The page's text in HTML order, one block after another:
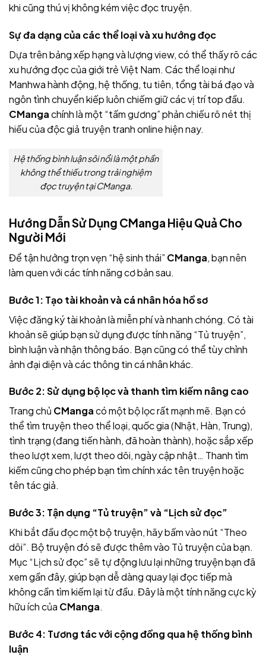
khi cũng thú vị không kém việc đọc truyện.
Sự đa dạng của các thể loại và xu hướng đọc
Dựa trên bảng xếp hạng và lượng view, có thể thấy rõ các
xu hướng đọc của giới trẻ Việt Nam. Các thể loại như
Manhwa hành động, hệ thống, tu tiên, tổng tài bá đạo và
ngôn tình chuyển kiếp luôn chiếm giữ các vị trí top đầu.
CMangachính là một “tấm gương” phản chiếu rõ nét thị
hiếu của độc giả truyện tranh online hiện nay.
Hệ thống bình luận sôi nổi là một phần
không thể thiếu trong trải nghiệm
đọc truyện tại CManga.
Hướng Dẫn Sử Dụng CManga Hiệu Quả Cho
Người Mới
Để tận hưởng trọn vẹn “hệ sinh thái” CManga, bạn nên
làm quen với các tính năng cơ bản sau.
Bước 1: Tạo tài khoản và cá nhân hóa hồ sơ
Việc đăng ký tài khoản là miễn phí và nhanh chóng. Có tài
khoản sẽ giúp bạn sử dụng được tính năng “Tủ truyện”,
bình luận và nhận thông báo. Bạn cũng có thể tùy chỉnh
ảnh đại diện và các thông tin cá nhân khác.
Bước 2: Sử dụng bộ lọc và thanh tìm kiếm nâng cao
Trang chủ CMangacó một bộ lọc rất mạnh mẽ. Bạn có
thể tìm truyện theo thể loại, quốc gia (Nhật, Hàn, Trung),
tình trạng (đang tiến hành, đã hoàn thành), hoặc sắp xếp
theo lượt xem, lượt theo dõi, ngày cập nhật… Thanh tìm
kiếm cũng cho phép bạn tìm chính xác tên truyện hoặc
tên tác giả.
Bước 3: Tận dụng “Tủ truyện” và “Lịch sử đọc”
Khi bắt đầu đọc một bộ truyện, hãy bấm vào nút “Theo
dõi”. Bộ truyện đó sẽ được thêm vào Tủ truyện của bạn.
Mục “Lịch sử đọc” sẽ tự động lưu lại những truyện bạn đã
xem gần đây, giúp bạn dễ dàng quay lại đọc tiếp mà
không cần tìm kiếm lại từ đầu. Đây là một tính năng cực kỳ
hữu ích của CManga.
Bước 4: Tương tác với cộng đồng qua hệ thống bình
luận